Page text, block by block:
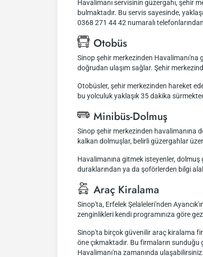
Havalimanı servisinin güzergahı, şehir
bulmaktadır. Bu servis sayesinde,
0368 271 44 42 numaralı
Otobüs
Sinop şehir merkezinden
doğrudan ulaşım sağlar. Şehir
Otobüsler, şehir merkezinden hareket
bu yolculuk yaklaşık 35 dakika
Minibüs-Dolmuş
Sinop şehir merkezinden havalimanına
kalkan dolmuşlar, belirli güzergahlar
Havalimanına gitmek isteyenler,
duraklarından ya da şoförlerden bilgi
Araç Kiralama
Sinop'ta, Erfelek Şelaleleri'nden
zenginlikleri kendi programınıza göre
Sinop'ta birçok güvenilir araç kiralama
öne çıkmaktadır. Bu firmaların
Havalimanı'na zamanında ulaşabilirsiniz.